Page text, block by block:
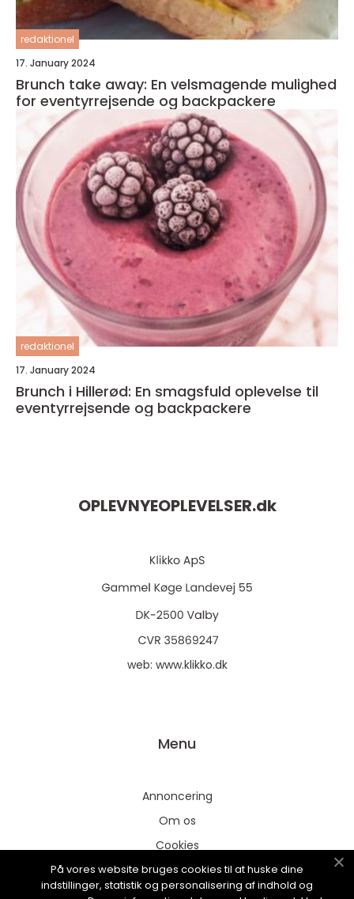
redaktionel
17. January 2024
Brunch take away: En velsmagende mulighed
for eventyrrejsende og backpackere
redaktionel
17. January 2024
Brunch i Hillerød: En smagsfuld oplevelse til
eventyrrejsende og backpackere
OPLEVNYEOPLEVELSER.dk
web: www.klikko.dk
Menu
Annoncering
Om os
Cookies
Kontakt os
Sitemap
På vores website bruges cookies til at huske dine
indstillinger, statistik og personalisering af indhold og